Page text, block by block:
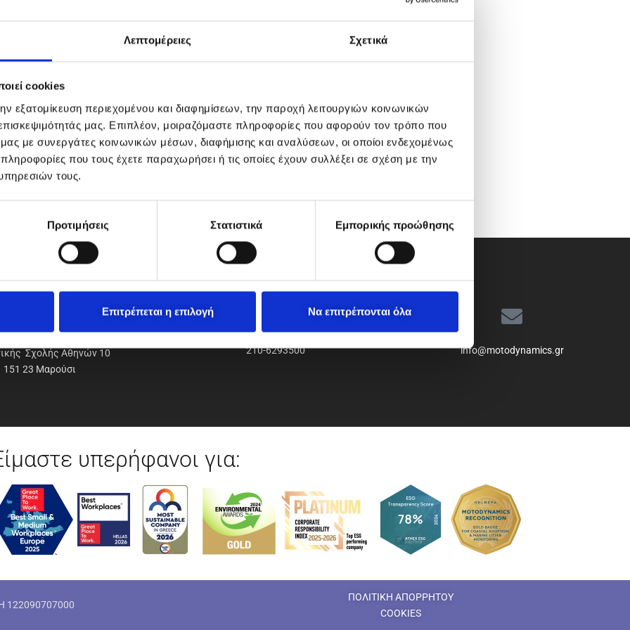
Λεπτομέρειες Σχετικά
cookies
εξατομίκευση περιεχομένου και διαφημίσεων, την παροχή λειτουργιών κοινωνικών
μας. Επιπλέον, μοιραζόμαστε πληροφορίες που αφορούν τον τρόπο που
μας με συνεργάτες κοινωνικών μέσων, διαφήμισης και αναλύσεων, οι οποίοι ενδεχομένως
που τους έχετε παραχωρήσει ή τις οποίες έχουν συλλέξει σε σχέση με την
τους.
Προτιμήσεις Στατιστικά Εμπορικής προώθησης
Επιτρέπεται η επιλογή Να επιτρέπονται όλα
Α.Ε.Ε.
Σχολής Αθηνών 10
151 23 Μαρούσι
210-6293500 info@motodynamics.gr
υπερήφανοι για:
122090707000
ΠΟΛΙΤΙΚΗ ΑΠΟΡΡΗΤΟΥ
COOKIES